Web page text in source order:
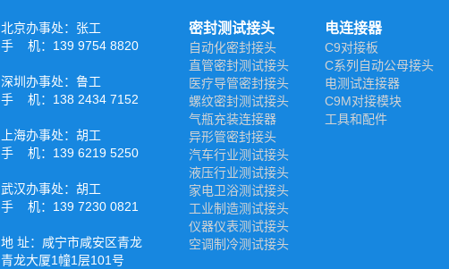
北京办事处：张工
手 机：139 9754 8820
深圳办事处：鲁工
手 机：138 2434 7152
上海办事处：胡工
手 机：139 6219 5250
武汉办事处：胡工
手 机：139 7230 0821
地 址：咸宁市咸安区青龙
青龙大厦1幢1层101号
密封测试接头
自动化密封接头
直管密封测试接头
医疗导管密封接头
螺纹密封测试接头
气瓶充装连接器
异形管密封接头
汽车行业测试接头
液压行业测试接头
家电卫浴测试接头
工业制造测试接头
仪器仪表测试接头
空调制冷测试接头
电连接器
C9对接板
C系列自动公母接头
电测试连接器
C9M对接模块
工具和配件